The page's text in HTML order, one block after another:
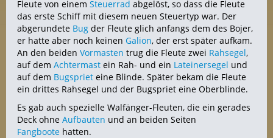
Fleute von einem Steuerrad abgelöst, so dass die Fleute
das erste Schiff mit diesem neuen Steuertyp war. Der
abgerundete Bug der Fleute glich anfangs dem des Bojer,
er hatte aber noch keinen Galion, der erst später aufkam.
An den beiden Vormasten trug die Fleute zwei Rahsegel,
auf dem Achtermast ein Rah- und ein Lateinersegel und
auf dem Bugspriet eine Blinde. Später bekam die Fleute
ein drittes Rahsegel und der Bugspriet eine Oberblinde.
Es gab auch spezielle Walfänger-Fleuten, die ein gerades
Deck ohne Aufbauten und an beiden Seiten
Fangboote hatten.